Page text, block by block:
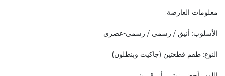
معلومات العارضة:
الأسلوب: أنيق / رسمي / رسمي-عصري
النوع: طقم قطعتين (جاكيت وبنطلون)